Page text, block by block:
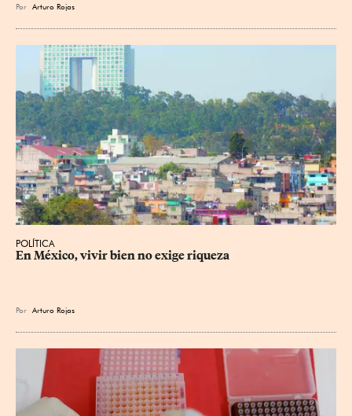
Por Arturo Rojas
POLÍTICA
En México, vivir bien no exige riqueza
Por Arturo Rojas